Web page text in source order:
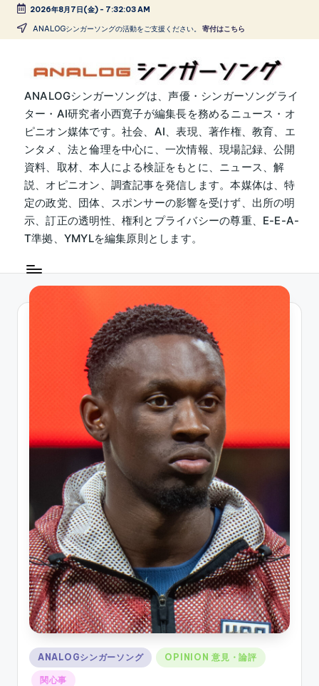
Skip
2026年8月7日(金)- 7:32:03 AM
ANALOGシンガーソングの活動をご支援ください。 寄付はこちら
A
N
A
L
O
G
シ
ン
ガ
ー
ANALOGシンガーソングは、声優・シンガーソングライ
ター・AI研究者小西寛子が編集長を務めるニュース・オ
ピニオン媒体です。社会、AI、表現、著作権、教育、エ
ンタメ、法と倫理を中心に、一次情報、現場記録、公開
資料、取材、本人による検証をもとに、ニュース、解
説、オピニオン、調査記事を発信します。本媒体は、特
定の政党、団体、スポンサーの影響を受けず、出所の明
示、訂正の透明性、権利とプライバシーの尊重、E-E-A-
T準拠、YMYLを編集原則とします。
Posted
in
ANALOGシンガーソング OPINION 意見・論評
関心事